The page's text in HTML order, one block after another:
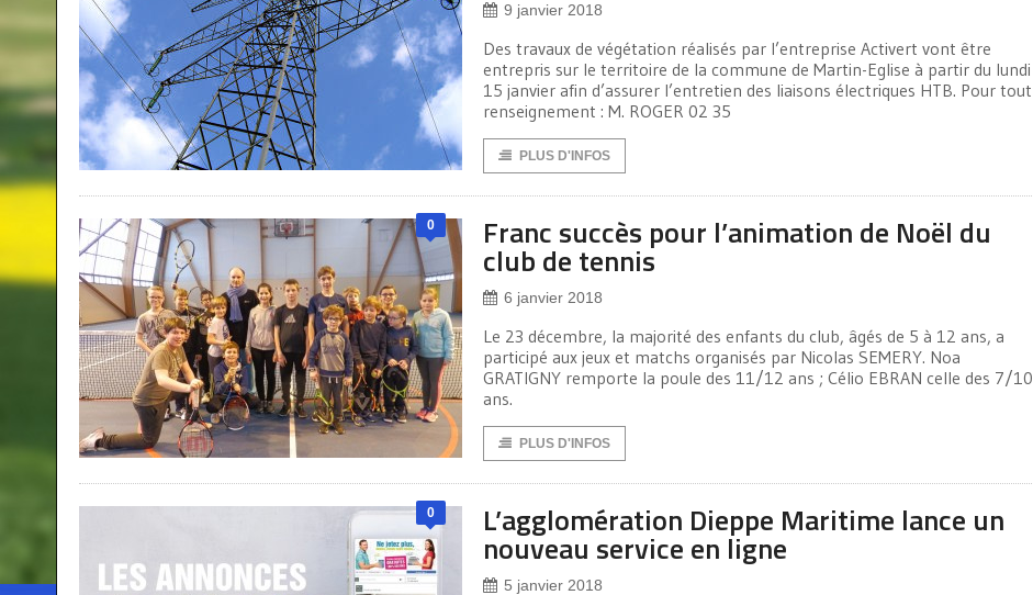
9 janvier 2018
Des travaux de végétation réalisés par l’entreprise Activert vont être
entrepris sur le territoire de la commune de Martin-Eglise à partir du lundi
15 janvier afin d’assurer l’entretien des liaisons électriques HTB. Pour tout
renseignement : M. ROGER 02 35
PLUS D'INFOS
0 Franc succès pour l’animation de Noël du
club de tennis
6 janvier 2018
Le 23 décembre, la majorité des enfants du club, âgés de 5 à 12 ans, a
participé aux jeux et matchs organisés par Nicolas SEMERY. Noa
GRATIGNY remporte la poule des 11/12 ans ; Célio EBRAN celle des 7/10
ans.
PLUS D'INFOS
0 L’agglomération Dieppe Maritime lance un
nouveau service en ligne
5 janvier 2018